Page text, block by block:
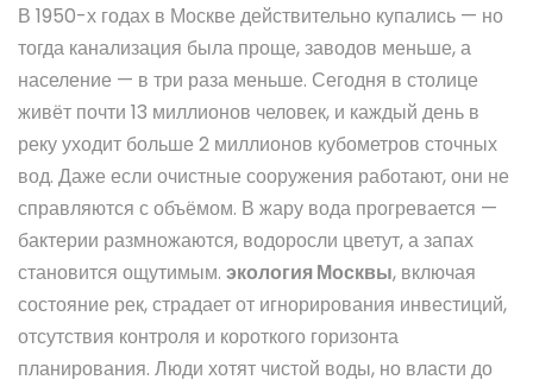
В 1950-х годах в Москве действительно купались — но
тогда канализация была проще, заводов меньше, а
население — в три раза меньше. Сегодня в столице
живёт почти 13 миллионов человек, и каждый день в
реку уходит больше 2 миллионов кубометров сточных
вод. Даже если очистные сооружения работают, они не
справляются с объёмом. В жару вода прогревается —
бактерии размножаются, водоросли цветут, а запах
становится ощутимым. экология Москвы, включая
состояние рек, страдает от игнорирования инвестиций,
отсутствия контроля и короткого горизонта
планирования. Люди хотят чистой воды, но власти до